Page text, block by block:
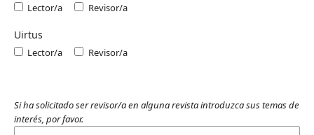
Lector/a Revisor/a
Uirtus
Lector/a Revisor/a
Si ha solicitado ser revisor/a en alguna revista introduzca sus temas de
interés, por favor.